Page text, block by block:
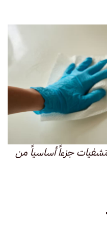
جزءاً أساسياً من